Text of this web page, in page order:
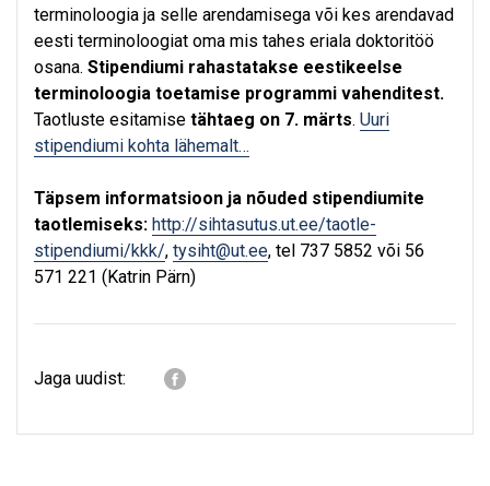
terminoloogia ja selle arendamisega või kes arendavad
eesti terminoloogiat oma mis tahes eriala doktoritöö
osana. Stipendiumi rahastatakse eestikeelse
terminoloogia toetamise programmi vahenditest.
Taotluste esitamise tähtaeg on 7. märts. Uuri
stipendiumi kohta lähemalt…
Täpsem informatsioon ja nõuded stipendiumite
taotlemiseks: http://sihtasutus.ut.ee/taotle-
stipendiumi/kkk/, tysiht@ut.ee, tel 737 5852 või 56
571 221 (Katrin Pärn)
Jaga uudist: